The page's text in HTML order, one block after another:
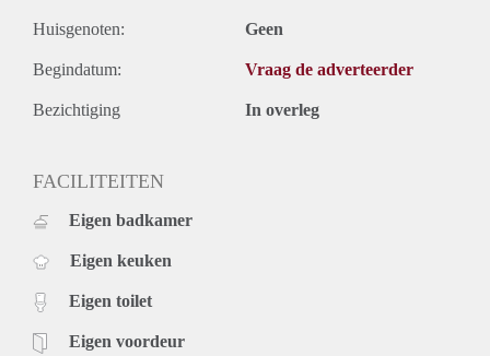
Huisgenoten: Geen
Begindatum: Vraag de adverteerder
Bezichtiging In overleg
FACILITEITEN
Eigen badkamer
Eigen keuken
Eigen toilet
Eigen voordeur